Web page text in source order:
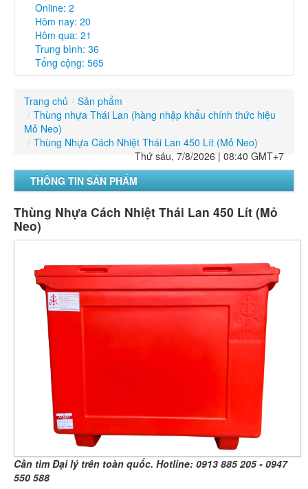
Online: 2
Hôm nay: 20
Hôm qua: 21
Trung bình: 36
Tổng cộng: 565
Trang chủ / Sản phẩm
/ Thùng nhựa Thái Lan (hàng nhập khẩu chính thức hiệu
Mỏ Neo)
/ Thùng Nhựa Cách Nhiệt Thái Lan 450 Lít (Mỏ Neo)
Thứ sáu, 7/8/2026 | 08:40 GMT+7
THÔNG TIN SẢN PHẨM
Thùng Nhựa Cách Nhiệt Thái Lan 450 Lít (Mỏ
Neo)
Cần tìm Đại lý trên toàn quốc. Hotline: 0913 885 205 - 0947
550 588